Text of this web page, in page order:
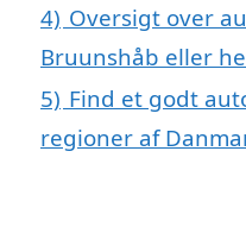
4) Oversigt over
Bruunshåb eller
5) Find et godt
regioner af